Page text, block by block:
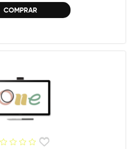
COMPRAR